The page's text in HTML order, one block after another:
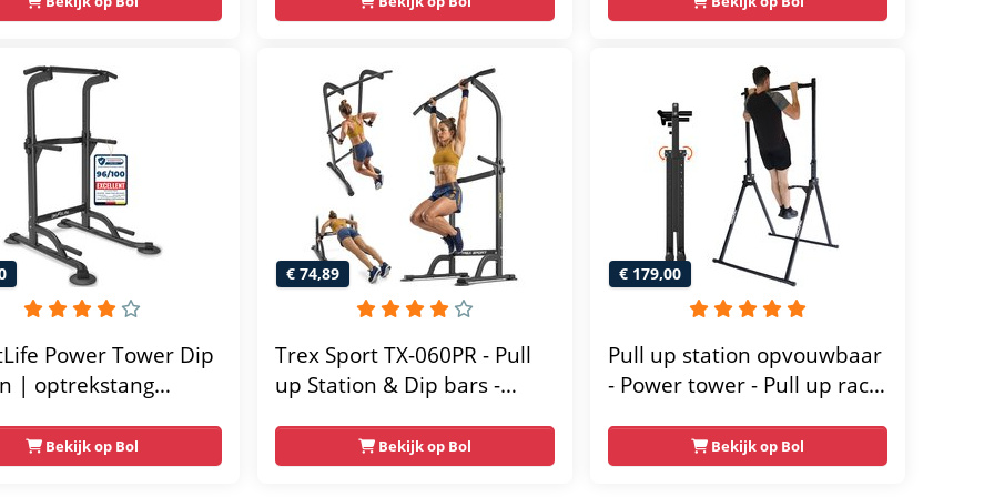
Compact en
- Incl.
fitness app
Power Tower Dip
| optrekstang
| krachtstation
| fitnessstation
Bekijk op Bol
€ 74,89
Trex Sport TX-060PR - Pull
up Station & Dip bars -
Multifunctioneel - Power
Tower Fitness Station -
Bekijk op Bol
€ 179,00
Pull up station opvouwbaar
- Power tower - Pull up rack
Bekijk op Bol